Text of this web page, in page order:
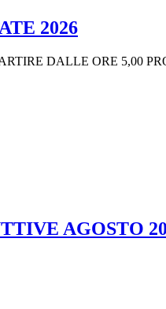
2026
DALLE ORE 5,00
AGOSTO